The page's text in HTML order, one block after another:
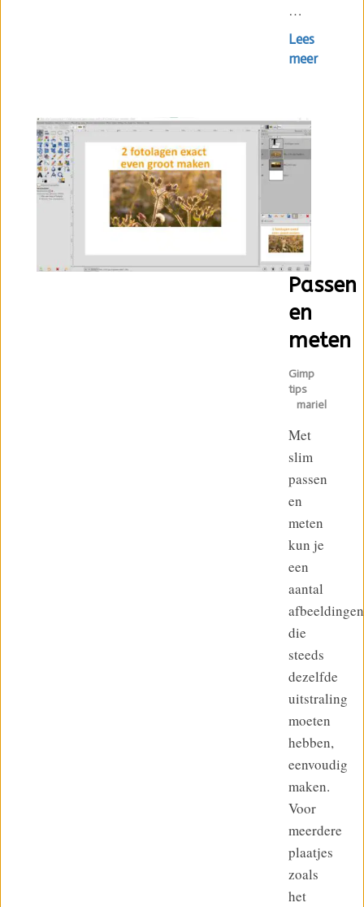
…
Lees
meer
Passen
en
meten
Gimp
tips
mariel
Met
slim
passen
en
meten
kun je
een
aantal
afbeeldingen
die
steeds
dezelfde
uitstraling
moeten
hebben,
eenvoudig
maken.
Voor
meerdere
plaatjes
zoals
het